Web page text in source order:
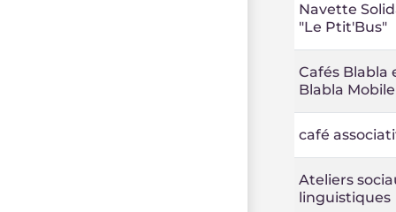
Navette
"Le Ptit'Bus"
Cafés Blabla
Blabla Mobile
café
Ateliers
linguistiques